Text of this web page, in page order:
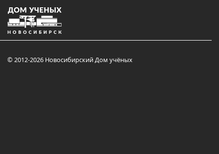
© 2012-2026 Новосибирский Дом учёных